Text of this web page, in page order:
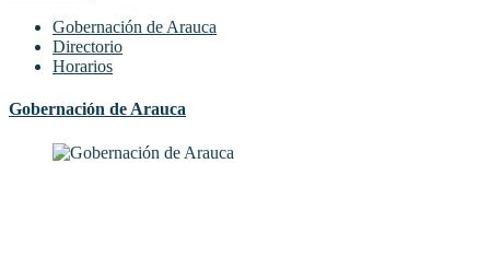
Gobernación de Arauca
Directorio
Horarios
Gobernación de Arauca